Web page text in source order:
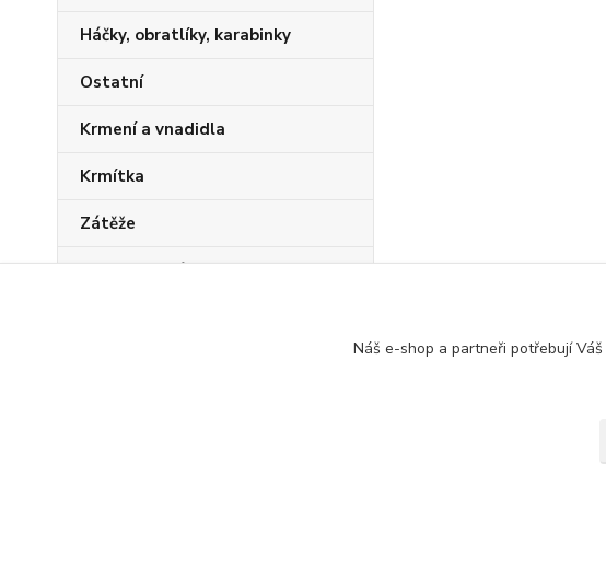
Háčky, obratlíky, karabinky
Ostatní
Krmení a vnadidla
Krmítka
Zátěže
Sady pro mládež
Náš e-shop a partneři potřebují Váš